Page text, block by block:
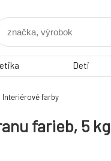
Deti
Interiérové ​​farby
farieb, 5 kg